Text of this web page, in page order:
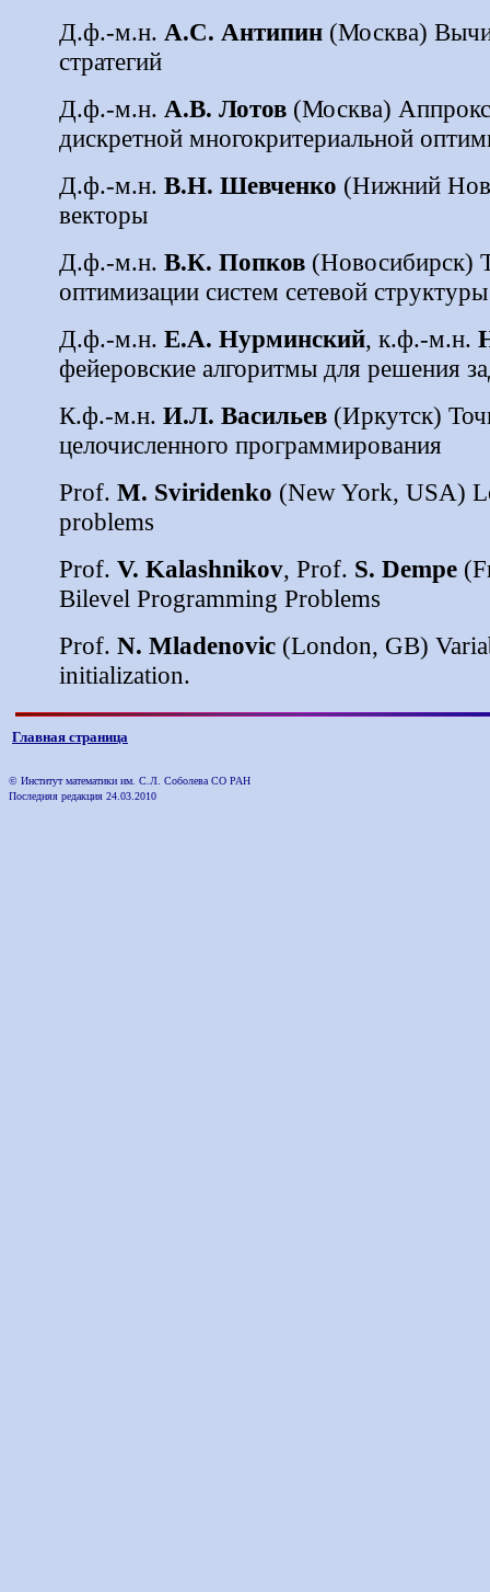
Д.ф.-м.н. А.С. Антипин (Москва)
стратегий
Д.ф.-м.н. А.В. Лотов (Москва)
дискретной многокритериальной
Д.ф.-м.н. В.Н. Шевченко (Нижний
векторы
Д.ф.-м.н. В.К. Попков (Новосибирск)
оптимизации систем сетевой структуры
Д.ф.-м.н. Е.А. Нурминский, к.ф.-м.н.
фейеровские алгоритмы для решения
К.ф.-м.н. И.Л. Васильев (Иркутск)
целочисленного программирования
Prof. M. Sviridenko (New York, USA)
problems
Prof. V. Kalashnikov, Prof. S. Dempe
Bilevel Programming Problems
Prof. N. Mladenovic (London, GB)
initialization.
Главная страница
© Институт математики им. С.Л. Соболева СО РАН
Последняя редакция 24.03.2010